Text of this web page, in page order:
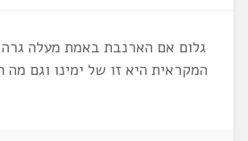
גלום אם הארנבת באמת מעלה
המקראית היא זו של ימינו וגם מה